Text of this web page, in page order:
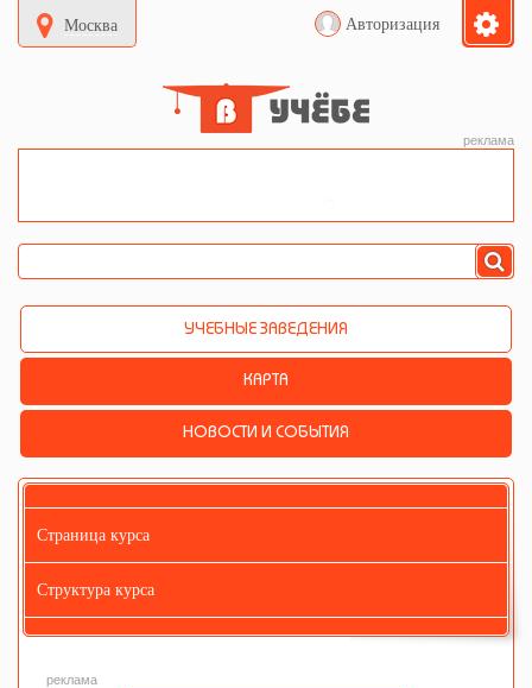
Москва Авторизация
реклама
УЧЕБНЫЕ ЗАВЕДЕНИЯ
КАРТА
НОВОСТИ И СОБЫТИЯ
Страница курса
Структура курса
реклама